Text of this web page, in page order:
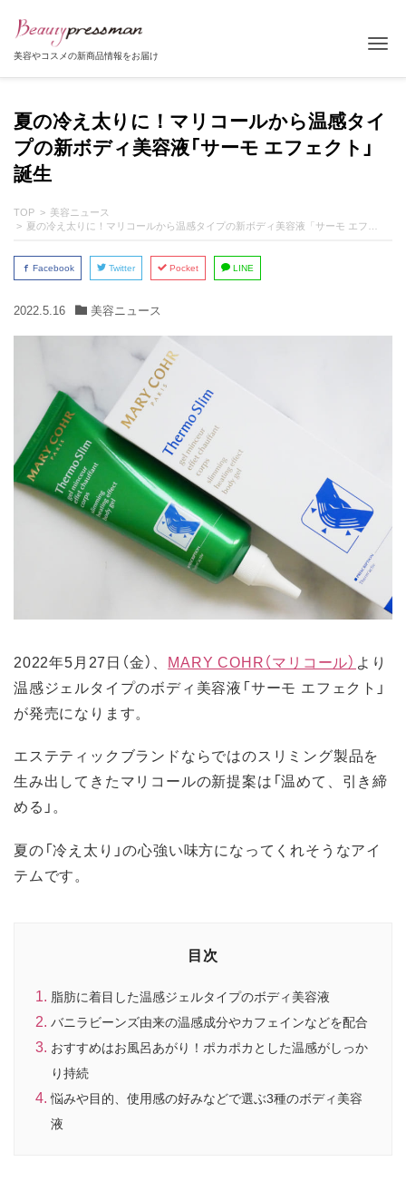
美容やコスメの新商品情報をお届け
夏の冷え太りに！マリコールから温感タイ
プの新ボディ美容液「サーモ エフェクト」
誕生
TOP
美容ニュース
夏の冷え太りに！マリコールから温感タイプの新ボディ美容液「サーモ エフェクト」誕生
Facebook Twitter Pocket LINE
2022.5.16 美容ニュース
2022年5月27日（金）、 MARY COHR（マリコール） より
温感ジェルタイプのボディ美容液「サーモ エフェクト」
が発売になります。
エステティックブランドならではのスリミング製品を
生み出してきたマリコールの新提案は「温めて、引き締
める」。
夏の「冷え太り」の心強い味方になってくれそうなアイ
テムです。
目次
脂肪に着目した温感ジェルタイプのボディ美容液
バニラビーンズ由来の温感成分やカフェインなどを配合
おすすめはお風呂あがり！ポカポカとした温感がしっか
り持続
悩みや目的、使用感の好みなどで選ぶ3種のボディ美容
液